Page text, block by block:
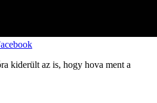
kiderült az is, hogy hova ment a